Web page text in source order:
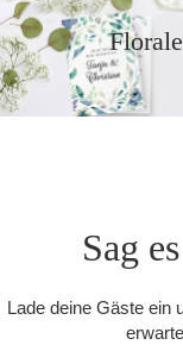
Sag
Lade deine Gäste ein